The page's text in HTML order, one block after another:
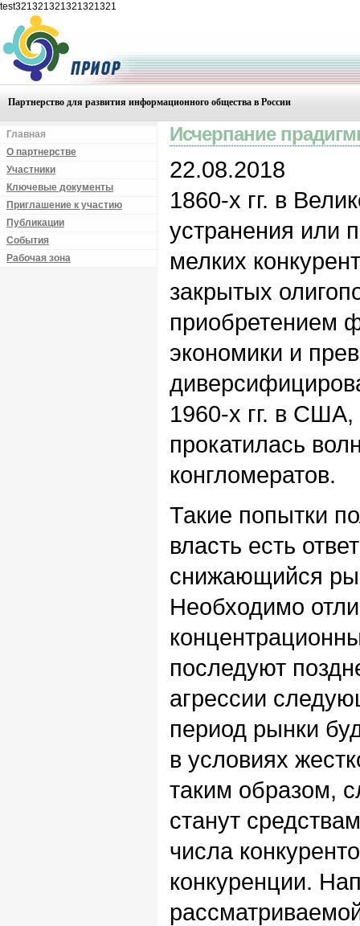
test321321321321321321
Партнерство для развития информационного общества в России
Главная
О партнерстве
Участники
Ключевые документы
Приглашение к участию
Публикации
События
Рабочая зона
Исчерпание
22.08.2018
1860-х гг. в
устранения или
мелких
закрытых
приобретением
экономики и
1960-х гг. в США,
прокатилась
конгломератов.
Такие попытки
власть есть
снижающийся
Необходимо
последуют
агрессии
период рынки
в условиях
таким образом,
станут
числа
конкуренции.